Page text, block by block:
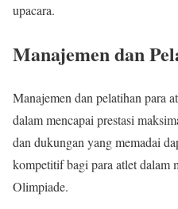
upacara.
Manajemen dan
Manajemen dan pelatihan para
dalam mencapai prestasi
dan dukungan yang memadai
kompetitif bagi para atlet dalam
Olimpiade.